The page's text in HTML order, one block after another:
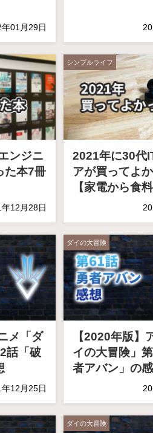
01月29日
ンジニ
た本7冊
12月28日
シンプルライフ
2021年に30代
アが買ってよ
【家電から食
メ「ダ
話「破
12月25日
ダイの大冒険
【2020年版】
イの大冒険」
者アバン」の
ダイの大冒険